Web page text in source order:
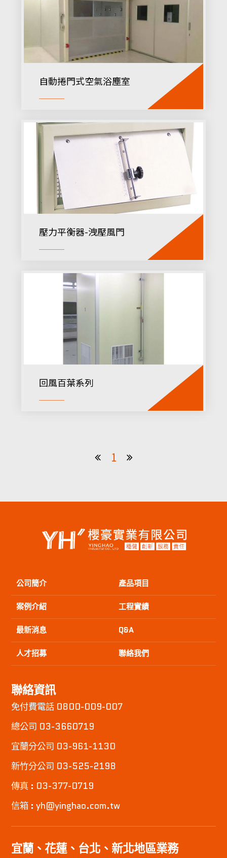
自動捲門式空氣浴塵室
壓力平衡器-洩壓風門
回風百葉系列
1
公司簡介 產品項目
案例介紹 工程實績
最新消息 Q&A
人才招募 聯絡我們
聯絡資訊
免付費電話 0800-009-007
總公司 03-3660719
宜蘭分公司 03-961-1130
新竹分公司 03-525-2198
傳真 : 03-377-0719
信箱 : yh@yinghao.com.tw
宜蘭、花蓮、台北、新北地區業務